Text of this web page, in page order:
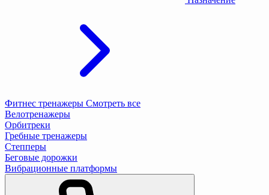
Фитнес тренажеры Смотреть все
Велотренажеры
Орбитреки
Гребные тренажеры
Степперы
Беговые дорожки
Вибрационные платформы